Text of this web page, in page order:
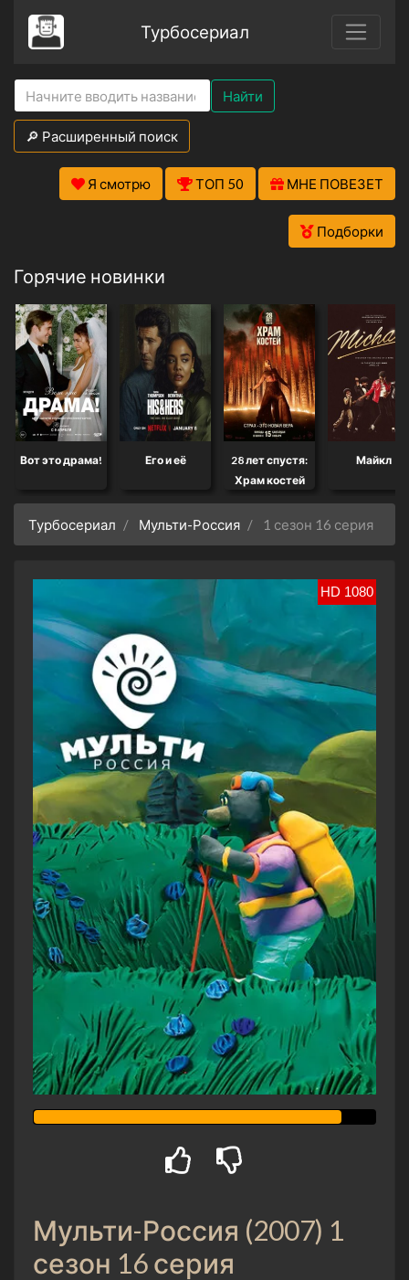
Турбосериал
Найти
🔎 Расширенный поиск
Я смотрю ТОП 50 МНЕ ПОВЕЗЕТ
Подборки
Горячие новинки
Вот это драма! Его и её
28 лет спустя:
Храм костей
Майкл
Турбосериал Мульти-Россия 1 сезон 16 серия
HD 1080
Мульти-Россия (2007) 1
сезон 16 серия